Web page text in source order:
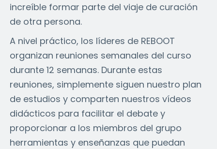
increíble formar parte del viaje de curación
de otra persona.
A nivel práctico, los líderes de REBOOT
organizan reuniones semanales del curso
durante 12 semanas. Durante estas
reuniones, simplemente siguen nuestro plan
de estudios y comparten nuestros vídeos
didácticos para facilitar el debate y
proporcionar a los miembros del grupo
herramientas y enseñanzas que puedan